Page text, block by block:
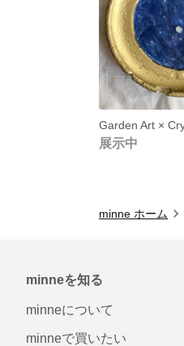
展示中
minne ホーム
minneを知る
minneについて
minneで買いたい